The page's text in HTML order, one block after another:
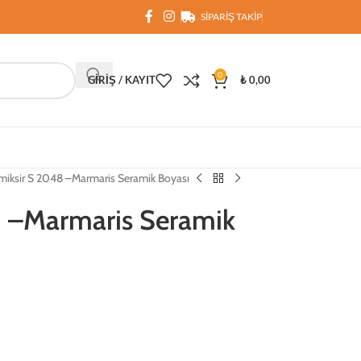
SIPARIŞ TAKIP
GIRIŞ / KAYIT 0 ₺0,00
S 2048 –Marmaris Seramik Boyası
Seramik